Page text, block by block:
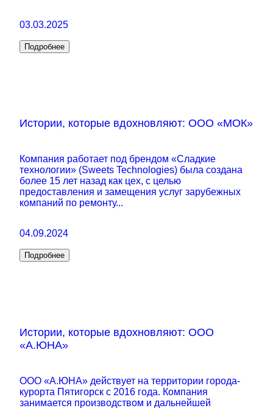
03.03.2025
Подробнее
Истории, которые вдохновляют: ООО «МОК»
Компания работает под брендом «Сладкие
технологии» (Sweets Technologies) была создана
более 15 лет назад как цех, с целью
предоставления и замещения услуг зарубежных
компаний по ремонту...
04.09.2024
Подробнее
Истории, которые вдохновляют: ООО
«А.ЮНА»
ООО «А.ЮНА» действует на территории города-
курорта Пятигорск с 2016 года. Компания
занимается производством и дальнейшей